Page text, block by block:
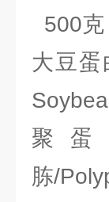
500克
大豆
聚
胨/